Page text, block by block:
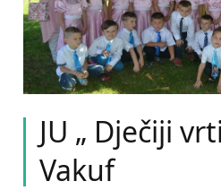
JU „ Dječiji
Vakuf